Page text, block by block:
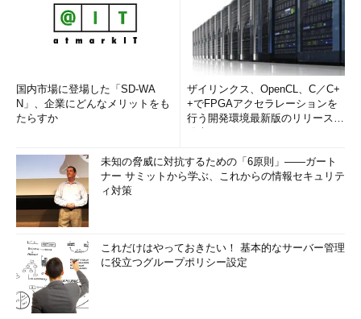
国内市場に登場した「SD-WA
N」、企業にどんなメリットをも
たらすか
ザイリンクス、OpenCL、C／C+
+でFPGAアクセラレーションを
行う開発環境最新版のリリースを
未知の脅威に対抗するための「6原則」――ガート
ナー サミットから学ぶ、これからの情報セキュリテ
ィ対策
これだけはやっておきたい！ 基本的なサーバー管理
に役立つグループポリシー設定